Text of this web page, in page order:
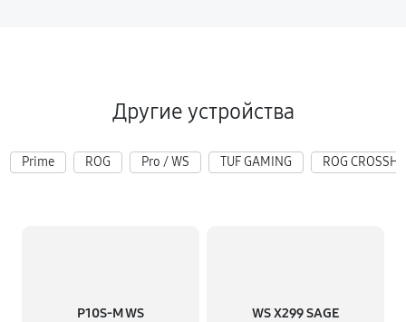
Другие устройства
Prime ROG Pro / WS TUF GAMING ROG
P10S-M WS WS X299 SAGE